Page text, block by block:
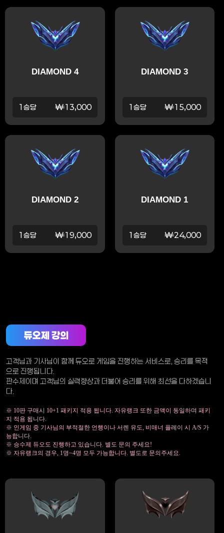
DIAMOND 4
1승당 ₩13,000
DIAMOND 3
1승당 ₩15,000
DIAMOND 2
1승당 ₩19,000
DIAMOND 1
1승당 ₩24,000
듀오제 강의
고객님과 기사님이 함께 듀오로 게임을 진행하는 서비스로, 승리를 목적
으로 진행됩니다.
판수제이며 고객님의 실력향상과 더불어 승리를 위해 최선을 다하겠습니
다.
※ 10판 구매시 10+1 패키지 적용 됩니다. 자유랭크 또한 금액이 동일하며 패키
지 적용 됩니다.
※ 인게임 중 기사님의 부적절한 언행이나 서렌 유도, 비매너 플레이 시 A/S 가
능합니다.
※ 승수제 듀오도 진행하고 있습니다. 별도 문의 주세요!
※ 자유랭크의 경우, 1명~4명 모두 가능합니다. 별도로 문의주세요.